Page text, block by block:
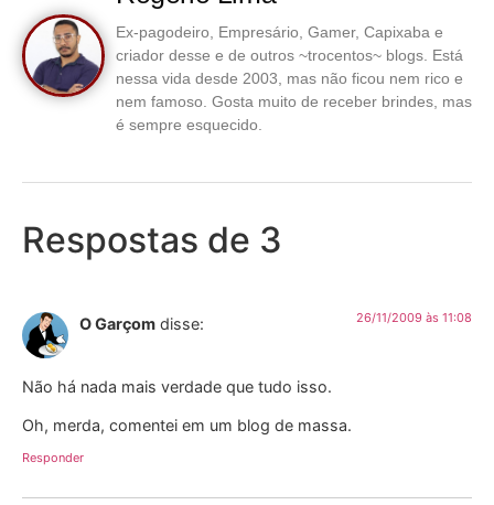
Ex-pagodeiro, Empresário, Gamer, Capixaba e
criador desse e de outros ~trocentos~ blogs. Está
nessa vida desde 2003, mas não ficou nem rico e
nem famoso. Gosta muito de receber brindes, mas
é sempre esquecido.
Respostas de 3
O Garçom disse: 26/11/2009 às 11:08
Não há nada mais verdade que tudo isso.
Oh, merda, comentei em um blog de massa.
Responder